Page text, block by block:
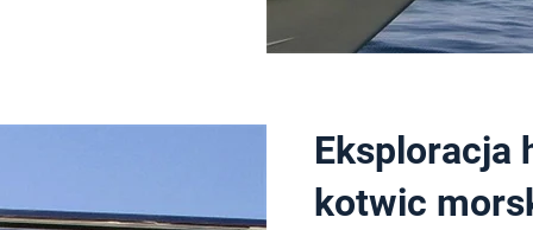
Eksploracja
kotwic